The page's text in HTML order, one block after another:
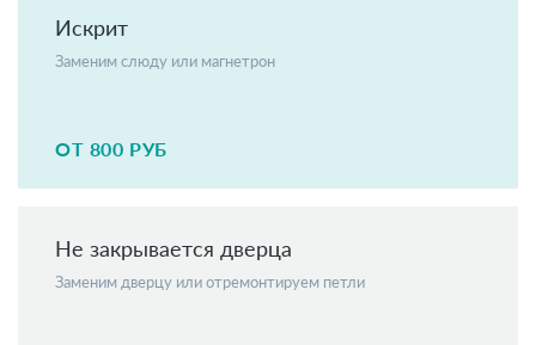
Искрит
Заменим слюду или магнетрон
ОТ 800 РУБ
Не закрывается дверца
Заменим дверцу или отремонтируем петли